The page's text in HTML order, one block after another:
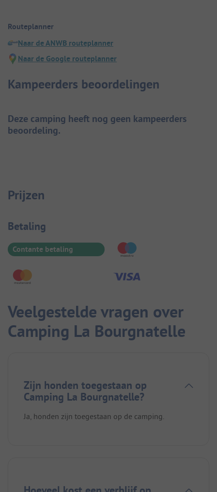
Routeplanner
Naar de ANWB routeplanner
Naar de Google routeplanner
Kampeerders beoordelingen
Deze camping heeft nog geen kampeerders
beoordeling.
Prijzen
Betaalinformatie
Betaling
Contante betaling
Veelgestelde vragen over
Camping La Bourgnatelle
Zijn honden toegestaan op
Camping La Bourgnatelle?
Ja, honden zijn toegestaan op de camping.